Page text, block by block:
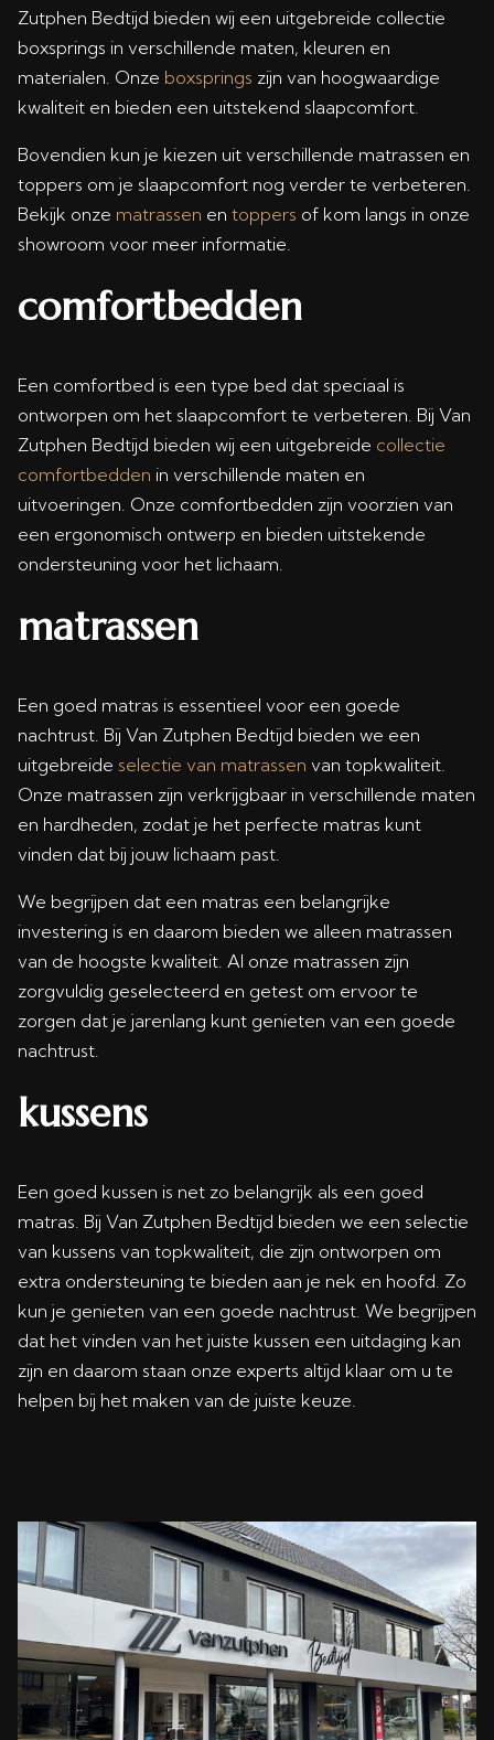
Zutphen Bedtijd bieden wij een uitgebreide collectie
boxsprings in verschillende maten, kleuren en
materialen. Onze boxsprings zijn van hoogwaardige
kwaliteit en bieden een uitstekend slaapcomfort.
Bovendien kun je kiezen uit verschillende matrassen en
toppers om je slaapcomfort nog verder te verbeteren.
Bekijk onze matrassen en toppers of kom langs in onze
showroom voor meer informatie.
comfortbedden
Een comfortbed is een type bed dat speciaal is
ontworpen om het slaapcomfort te verbeteren. Bij Van
Zutphen Bedtijd bieden wij een uitgebreide collectie
comfortbedden in verschillende maten en
uitvoeringen. Onze comfortbedden zijn voorzien van
een ergonomisch ontwerp en bieden uitstekende
ondersteuning voor het lichaam.
matrassen
Een goed matras is essentieel voor een goede
nachtrust. Bij Van Zutphen Bedtijd bieden we een
uitgebreide selectie van matrassen van topkwaliteit.
Onze matrassen zijn verkrijgbaar in verschillende maten
en hardheden, zodat je het perfecte matras kunt
vinden dat bij jouw lichaam past.
We begrijpen dat een matras een belangrijke
investering is en daarom bieden we alleen matrassen
van de hoogste kwaliteit. Al onze matrassen zijn
zorgvuldig geselecteerd en getest om ervoor te
zorgen dat je jarenlang kunt genieten van een goede
nachtrust.
kussens
Een goed kussen is net zo belangrijk als een goed
matras. Bij Van Zutphen Bedtijd bieden we een selectie
van kussens van topkwaliteit, die zijn ontworpen om
extra ondersteuning te bieden aan je nek en hoofd. Zo
kun je genieten van een goede nachtrust. We begrijpen
dat het vinden van het juiste kussen een uitdaging kan
zijn en daarom staan onze experts altijd klaar om u te
helpen bij het maken van de juiste keuze.